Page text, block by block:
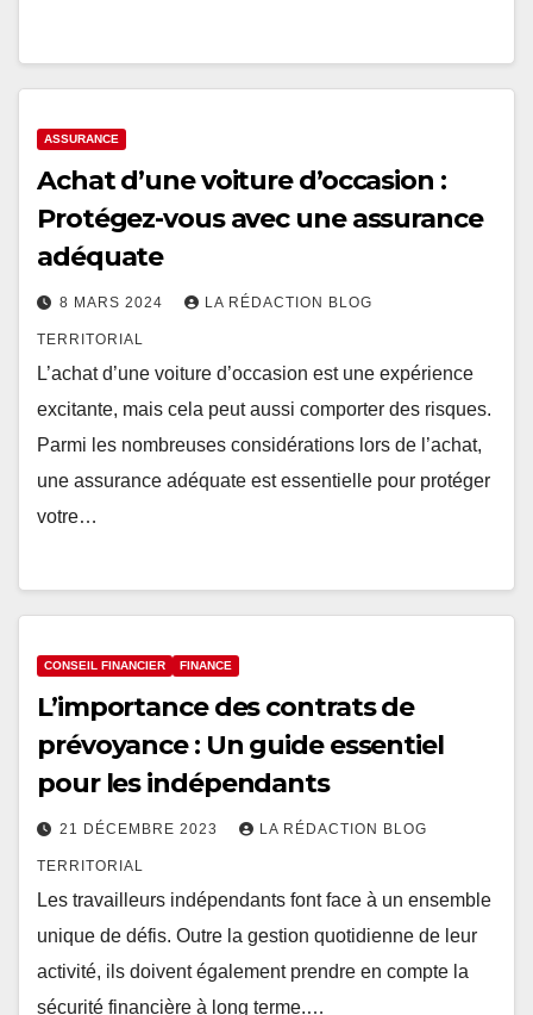
ASSURANCE
Achat d’une voiture d’occasion :
Protégez-vous avec une assurance
adéquate
8 MARS 2024 LA RÉDACTION BLOG
TERRITORIAL
L’achat d’une voiture d’occasion est une expérience
excitante, mais cela peut aussi comporter des risques.
Parmi les nombreuses considérations lors de l’achat,
une assurance adéquate est essentielle pour protéger
votre…
CONSEIL FINANCIER FINANCE
L’importance des contrats de
prévoyance : Un guide essentiel
pour les indépendants
21 DÉCEMBRE 2023 LA RÉDACTION BLOG
TERRITORIAL
Les travailleurs indépendants font face à un ensemble
unique de défis. Outre la gestion quotidienne de leur
activité, ils doivent également prendre en compte la
sécurité financière à long terme.…